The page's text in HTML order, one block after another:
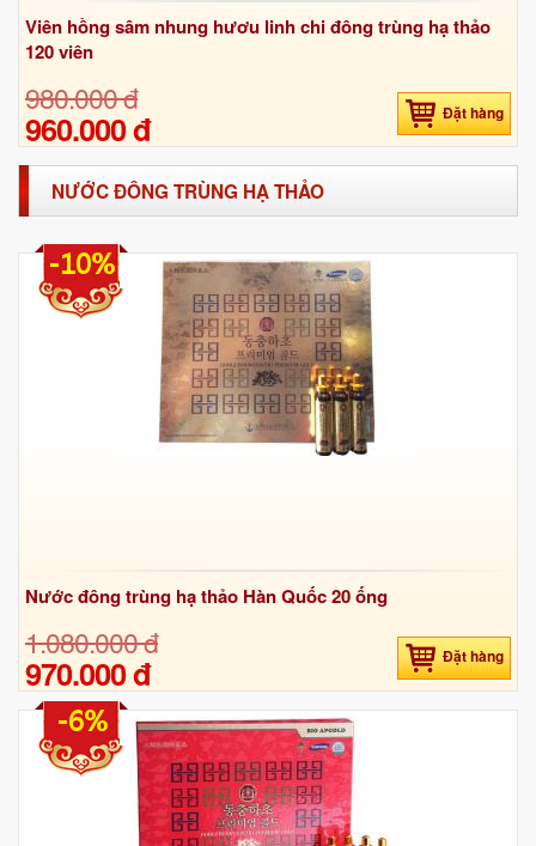
Viên hồng sâm nhung hươu linh chi đông trùng hạ thảo
120 viên
980.000 đ
960.000 đ Đặt hàng
NƯỚC ĐÔNG TRÙNG HẠ THẢO
Nước đông trùng hạ thảo Hàn Quốc 20 ống
1.080.000 đ
970.000 đ Đặt hàng
-10%
-6%